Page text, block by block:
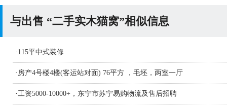
与出售 “二手实木猫窝”相似信息
· 115平中式装修
· 房产4号楼4楼(客运站对面) 76平方 ，毛坯，两室一厅
·工资5000-10000+，东宁市苏宁易购物流及售后招聘